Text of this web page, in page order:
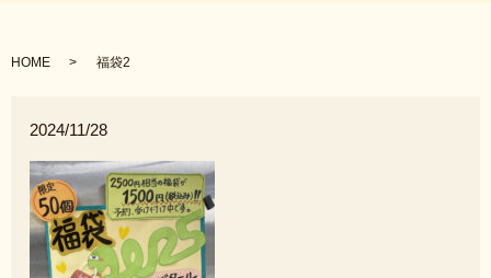
HOME 福袋2
2024/11/28